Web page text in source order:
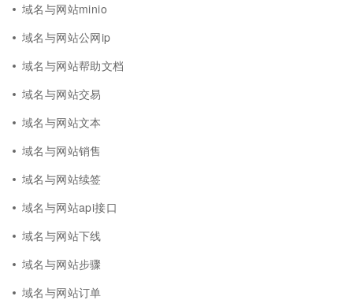
域名与网站minio
域名与网站公网ip
域名与网站帮助文档
域名与网站交易
域名与网站文本
域名与网站销售
域名与网站续签
域名与网站api接口
域名与网站下线
域名与网站步骤
域名与网站订单